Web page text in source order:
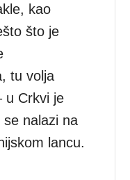
kao
što je
tu volja
u Crkvi je
nalazi na
lancu.